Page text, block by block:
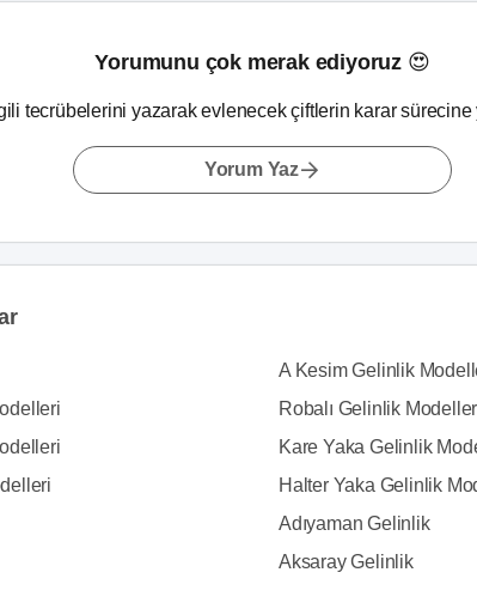
Yorumunu çok merak ediyoruz 😍
tecrübelerini yazarak evlenecek çiftlerin karar sürecine
Yorum Yaz
A Kesim Gelinlik
Robalı Gelinlik
Kare Yaka Gelinlik
Halter Yaka Gelinlik
Adıyaman Gelinlik
Aksaray Gelinlik